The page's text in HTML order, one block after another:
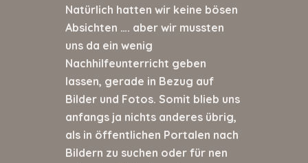
Natürlich hatten wir keine bösen
Absichten …. aber wir mussten
uns da ein wenig
Nachhilfeunterricht geben
lassen, gerade in Bezug auf
Bilder und Fotos. Somit blieb uns
anfangs ja nichts anderes übrig,
als in öffentlichen Portalen nach
Bildern zu suchen oder für nen